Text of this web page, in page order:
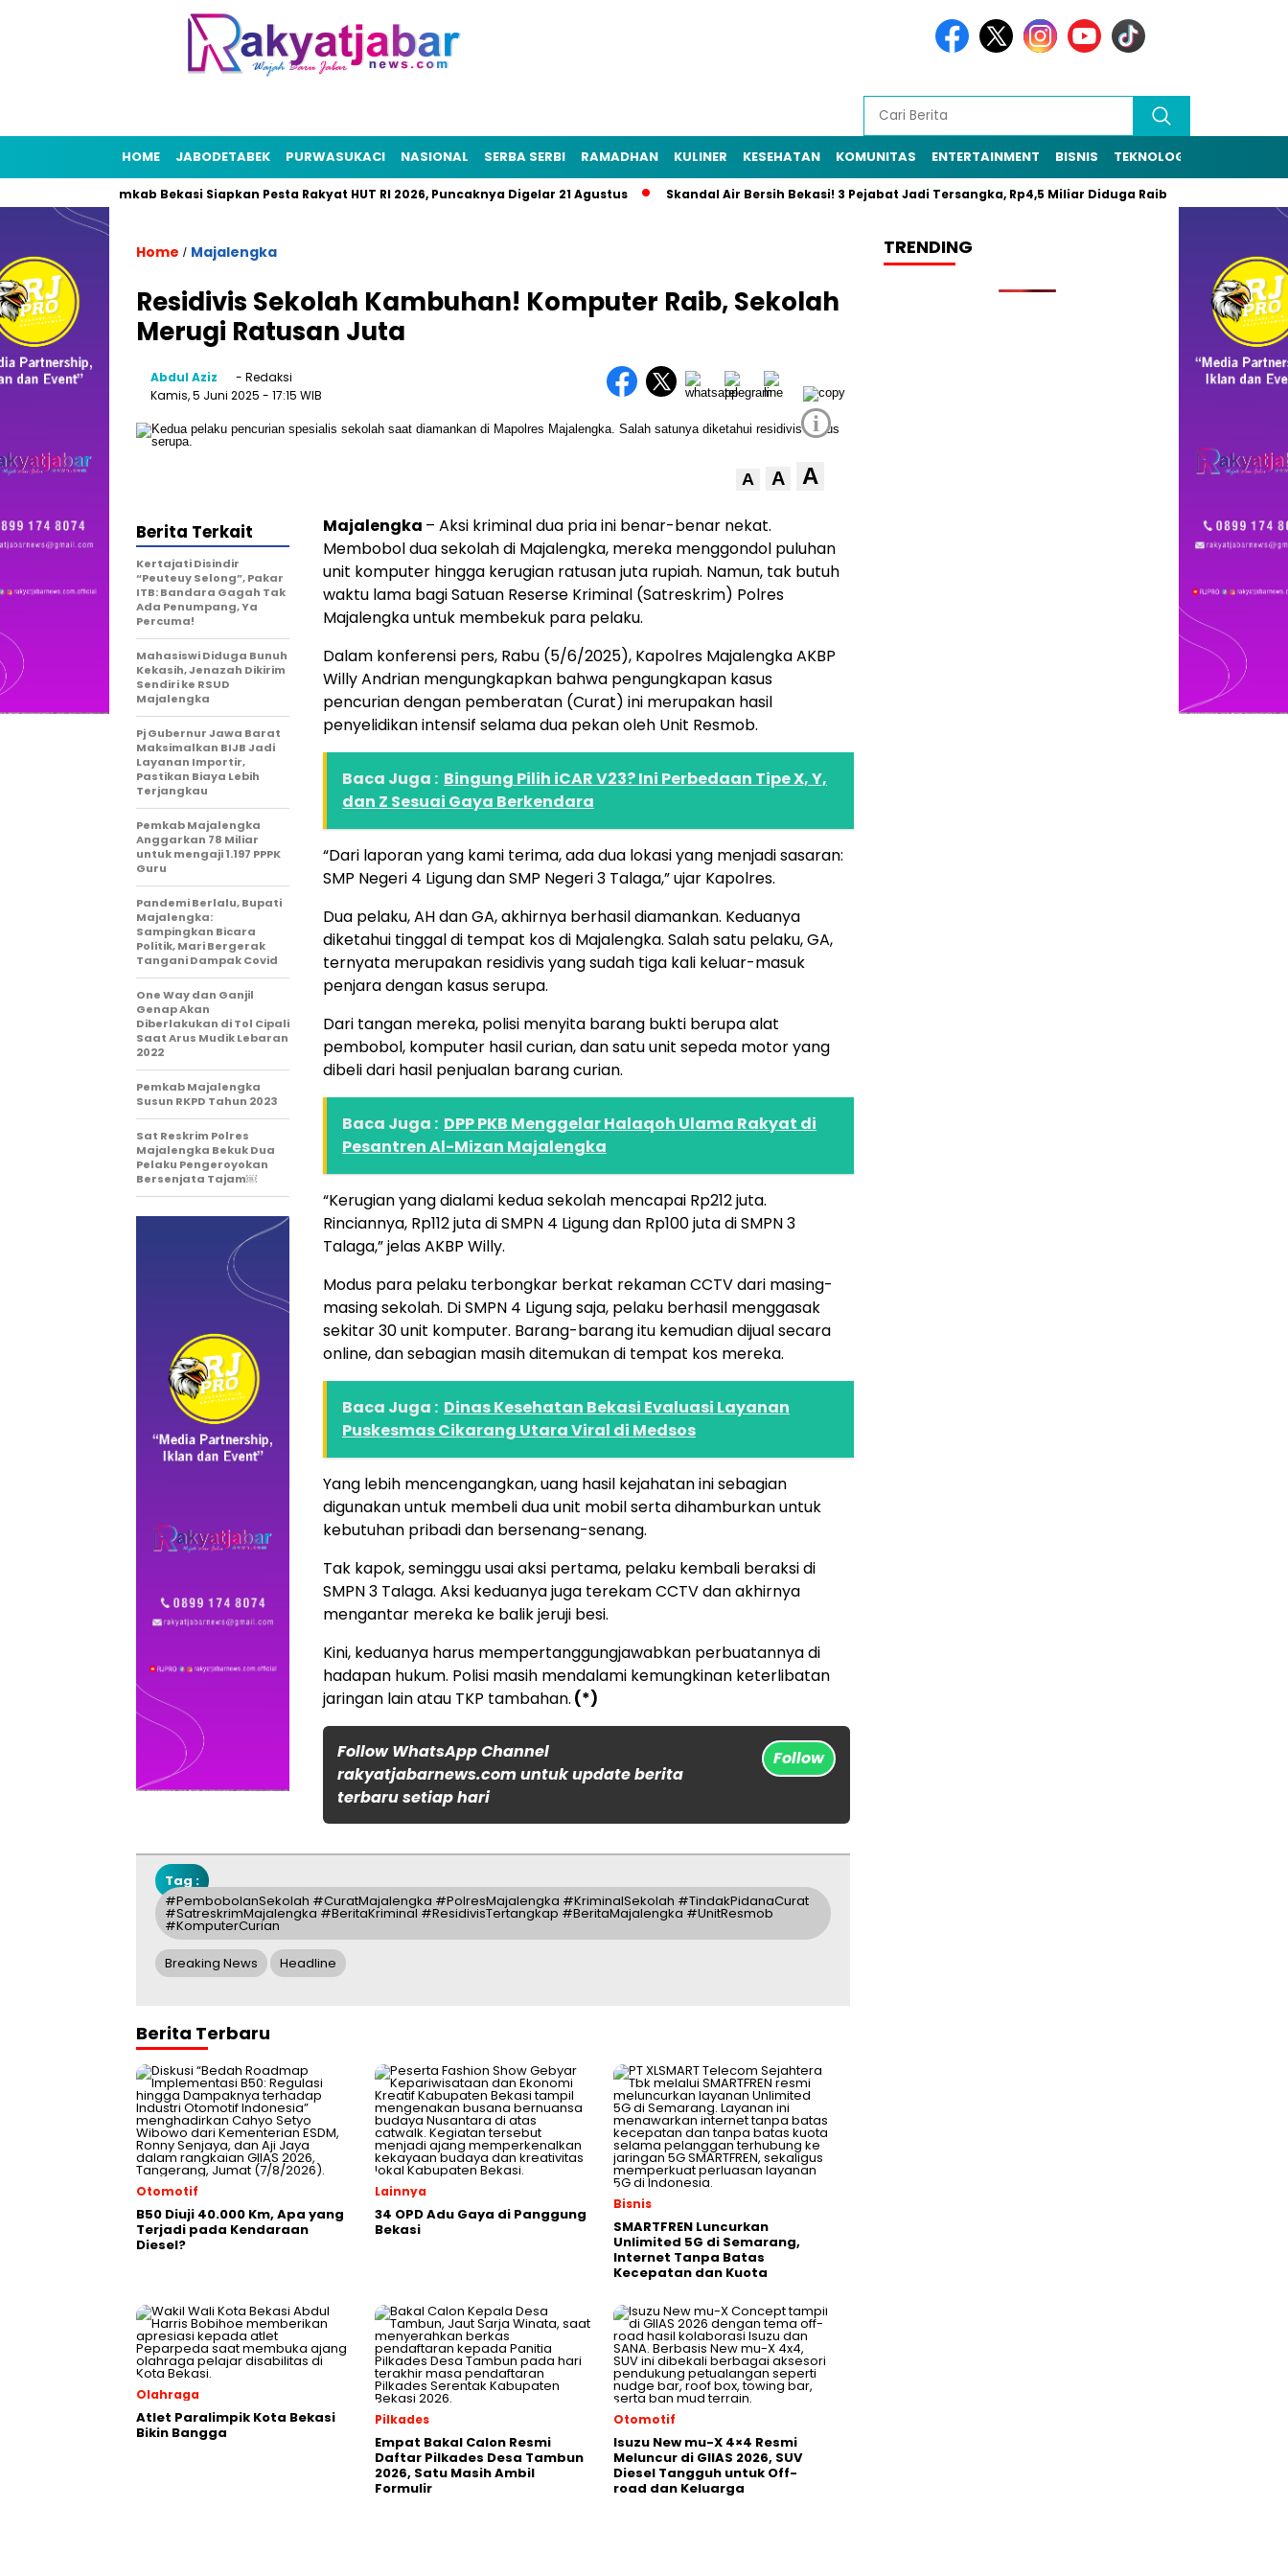
HOME JABODETABEK PURWASUKACI NASIONAL SERBA SERBI RAMADHAN KULINER KESEHATAN KOMUNITAS ENTERTAINMENT BISNIS TEKNOLOGI
Pemkab Bekasi Siapkan Pesta Rakyat HUT RI 2026, Puncaknya Digelar 21 Agustus Skandal Air Bersih Bekasi! 3 Pejabat Jadi Tersangka, Rp4,5 Miliar Diduga Raib
Home / Majalengka
Residivis Sekolah Kambuhan! Komputer Raib, Sekolah
Merugi Ratusan Juta
Abdul Aziz
- Redaksi
Kamis, 5 Juni 2025 - 17:15 WIB
i
A A A
Majalengka – Aksi kriminal dua pria ini benar-benar nekat.
Membobol dua sekolah di Majalengka, mereka menggondol puluhan
unit komputer hingga kerugian ratusan juta rupiah. Namun, tak butuh
waktu lama bagi Satuan Reserse Kriminal (Satreskrim) Polres
Majalengka untuk membekuk para pelaku.
Dalam konferensi pers, Rabu (5/6/2025), Kapolres Majalengka AKBP
Willy Andrian mengungkapkan bahwa pengungkapan kasus
pencurian dengan pemberatan (Curat) ini merupakan hasil
penyelidikan intensif selama dua pekan oleh Unit Resmob.
Baca Juga : Bingung Pilih iCAR V23? Ini Perbedaan Tipe X, Y,
dan Z Sesuai Gaya Berkendara
“Dari laporan yang kami terima, ada dua lokasi yang menjadi sasaran:
SMP Negeri 4 Ligung dan SMP Negeri 3 Talaga,” ujar Kapolres.
Dua pelaku, AH dan GA, akhirnya berhasil diamankan. Keduanya
diketahui tinggal di tempat kos di Majalengka. Salah satu pelaku, GA,
ternyata merupakan residivis yang sudah tiga kali keluar-masuk
penjara dengan kasus serupa.
Dari tangan mereka, polisi menyita barang bukti berupa alat
pembobol, komputer hasil curian, dan satu unit sepeda motor yang
dibeli dari hasil penjualan barang curian.
Baca Juga : DPP PKB Menggelar Halaqoh Ulama Rakyat di
Pesantren Al-Mizan Majalengka
“Kerugian yang dialami kedua sekolah mencapai Rp212 juta.
Rinciannya, Rp112 juta di SMPN 4 Ligung dan Rp100 juta di SMPN 3
Talaga,” jelas AKBP Willy.
Modus para pelaku terbongkar berkat rekaman CCTV dari masing-
masing sekolah. Di SMPN 4 Ligung saja, pelaku berhasil menggasak
sekitar 30 unit komputer. Barang-barang itu kemudian dijual secara
online, dan sebagian masih ditemukan di tempat kos mereka.
Baca Juga : Dinas Kesehatan Bekasi Evaluasi Layanan
Puskesmas Cikarang Utara Viral di Medsos
Yang lebih mencengangkan, uang hasil kejahatan ini sebagian
digunakan untuk membeli dua unit mobil serta dihamburkan untuk
kebutuhan pribadi dan bersenang-senang.
Tak kapok, seminggu usai aksi pertama, pelaku kembali beraksi di
SMPN 3 Talaga. Aksi keduanya juga terekam CCTV dan akhirnya
mengantar mereka ke balik jeruji besi.
Kini, keduanya harus mempertanggungjawabkan perbuatannya di
hadapan hukum. Polisi masih mendalami kemungkinan keterlibatan
jaringan lain atau TKP tambahan. (*)
Follow WhatsApp Channel
rakyatjabarnews.com untuk update berita
terbaru setiap hari
Follow
Berita Terkait
Kertajati Disindir
“Peuteuy Selong”, Pakar
ITB: Bandara Gagah Tak
Ada Penumpang, Ya
Percuma!
Mahasiswi Diduga Bunuh
Kekasih, Jenazah Dikirim
Sendiri ke RSUD
Majalengka
Pj Gubernur Jawa Barat
Maksimalkan BIJB Jadi
Layanan Importir,
Pastikan Biaya Lebih
Terjangkau
Pemkab Majalengka
Anggarkan 78 Miliar
untuk mengaji 1.197 PPPK
Guru
Pandemi Berlalu, Bupati
Majalengka:
Sampingkan Bicara
Politik, Mari Bergerak
Tangani Dampak Covid
One Way dan Ganjil
Genap Akan
Diberlakukan di Tol Cipali
Saat Arus Mudik Lebaran
2022
Pemkab Majalengka
Susun RKPD Tahun 2023
Sat Reskrim Polres
Majalengka Bekuk Dua
Pelaku Pengeroyokan
Bersenjata Tajam￼
Tag :
#PembobolanSekolah #CuratMajalengka #PolresMajalengka #KriminalSekolah #TindakPidanaCurat
#SatreskrimMajalengka #BeritaKriminal #ResidivisTertangkap #BeritaMajalengka #UnitResmob
#KomputerCurian
Breaking News Headline
Berita Terbaru
Otomotif
B50 Diuji 40.000 Km, Apa yang
Terjadi pada Kendaraan
Diesel?
Lainnya
34 OPD Adu Gaya di Panggung
Bekasi
Bisnis
SMARTFREN Luncurkan
Unlimited 5G di Semarang,
Internet Tanpa Batas
Kecepatan dan Kuota
Olahraga
Atlet Paralimpik Kota Bekasi
Bikin Bangga
Pilkades
Empat Bakal Calon Resmi
Daftar Pilkades Desa Tambun
2026, Satu Masih Ambil
Formulir
Otomotif
Isuzu New mu-X 4×4 Resmi
Meluncur di GIIAS 2026, SUV
Diesel Tangguh untuk Off-
road dan Keluarga
TRENDING